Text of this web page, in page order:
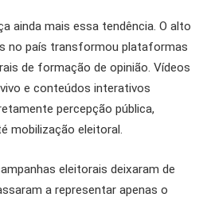
ainda mais essa tendência. O alto
no país transformou plataformas
de formação de opinião. Vídeos
e conteúdos interativos
percepção pública,
mobilização eleitoral.
eleitorais deixaram de
a representar apenas o